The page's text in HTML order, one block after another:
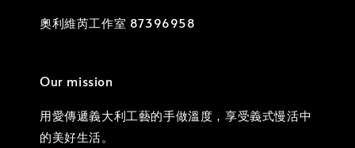
奧利維芮工作室 87396958
Our mission
用愛傳遞義大利工藝的手做溫度，享受義式慢活中
的美好生活。